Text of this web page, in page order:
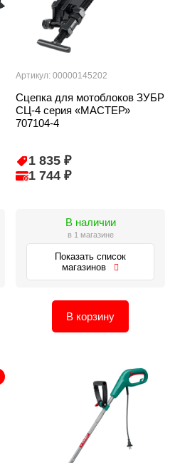
Артикул: 00000145202
Сцепка для мотоблоков ЗУБР
СЦ-4 серия «МАСТЕР»
707104-4
1 835 ₽
1 744 ₽
В наличии
в 1 магазине
Показать список
магазинов
В корзину